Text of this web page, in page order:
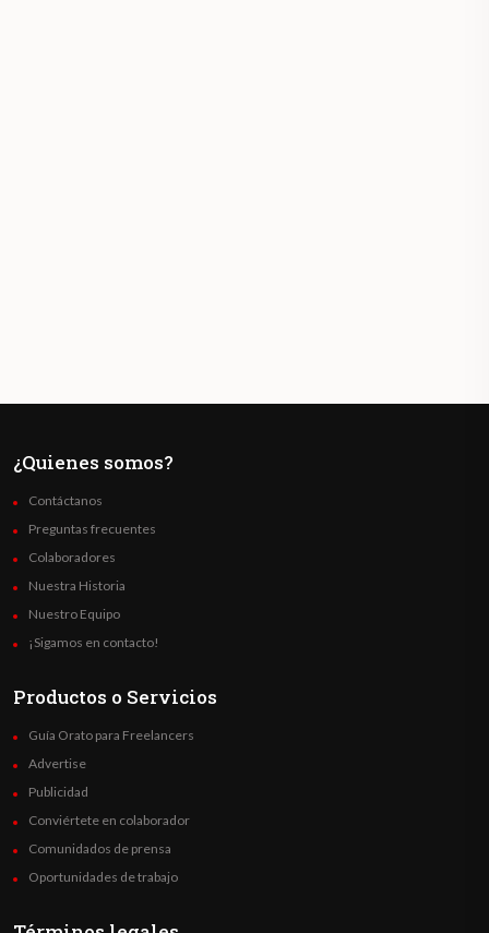
¿Quienes somos?
Contáctanos
Preguntas frecuentes
Colaboradores
Nuestra Historia
Nuestro Equipo
¡Sigamos en contacto!
Productos o Servicios
Guía Orato para Freelancers
Advertise
Publicidad
Conviértete en colaborador
Comunidados de prensa
Oportunidades de trabajo